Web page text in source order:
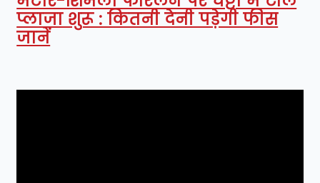
प्लाजा शुरू : कितनी देनी पड़ेगी फीस
जानें